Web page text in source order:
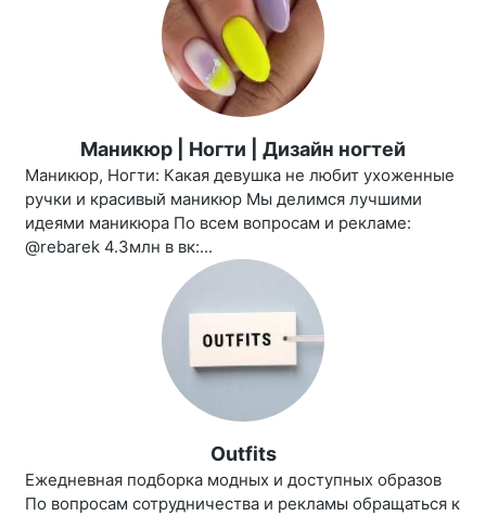
Маникюр | Ногти | Дизайн ногтей
Маникюр, Ногти: Какая девушка не любит ухоженные
ручки и красивый маникюр Мы делимся лучшими
идеями маникюра По всем вопросам и рекламе:
@rebarek 4.3млн в вк:...
Outfits
Ежедневная подборка модных и доступных образов
По вопросам сотрудничества и рекламы обращаться к